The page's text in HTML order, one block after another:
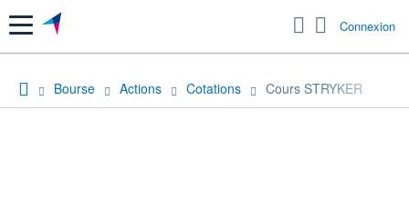
Menu Connexion
Bourse Actions Cotations Cours STRYKER